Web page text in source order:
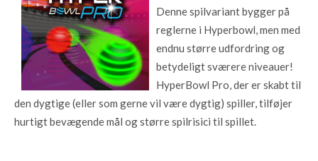
Denne spilvariant bygger på
reglerne i Hyperbowl, men med
endnu større udfordring og
betydeligt sværere niveauer!
HyperBowl Pro, der er skabt til
den dygtige (eller som gerne vil være dygtig) spiller, tilføjer
hurtigt bevægende mål og større spilrisici til spillet.